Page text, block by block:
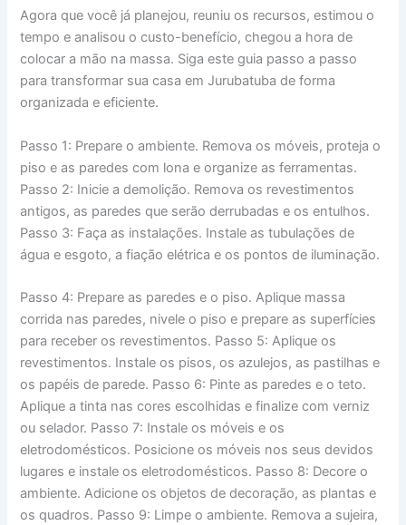
Agora que você já planejou, reuniu os recursos, estimou o
tempo e analisou o custo-benefício, chegou a hora de
colocar a mão na massa. Siga este guia passo a passo
para transformar sua casa em Jurubatuba de forma
organizada e eficiente.
Passo 1: Prepare o ambiente. Remova os móveis, proteja o
piso e as paredes com lona e organize as ferramentas.
Passo 2: Inicie a demolição. Remova os revestimentos
antigos, as paredes que serão derrubadas e os entulhos.
Passo 3: Faça as instalações. Instale as tubulações de
água e esgoto, a fiação elétrica e os pontos de iluminação.
Passo 4: Prepare as paredes e o piso. Aplique massa
corrida nas paredes, nivele o piso e prepare as superfícies
para receber os revestimentos. Passo 5: Aplique os
revestimentos. Instale os pisos, os azulejos, as pastilhas e
os papéis de parede. Passo 6: Pinte as paredes e o teto.
Aplique a tinta nas cores escolhidas e finalize com verniz
ou selador. Passo 7: Instale os móveis e os
eletrodomésticos. Posicione os móveis nos seus devidos
lugares e instale os eletrodomésticos. Passo 8: Decore o
ambiente. Adicione os objetos de decoração, as plantas e
os quadros. Passo 9: Limpe o ambiente. Remova a sujeira,